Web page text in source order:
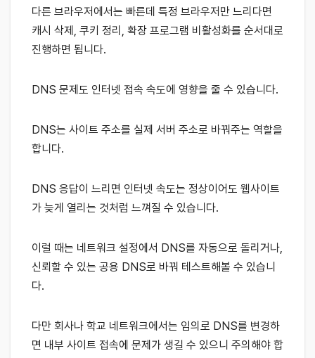
다른 브라우저에서는 빠른데 특정 브라우저만 느리다면
캐시 삭제, 쿠키 정리, 확장 프로그램 비활성화를 순서대로
진행하면 됩니다.
DNS 문제도 인터넷 접속 속도에 영향을 줄 수 있습니다.
DNS는 사이트 주소를 실제 서버 주소로 바꿔주는 역할을
합니다.
DNS 응답이 느리면 인터넷 속도는 정상이어도 웹사이트
가 늦게 열리는 것처럼 느껴질 수 있습니다.
이럴 때는 네트워크 설정에서 DNS를 자동으로 돌리거나,
신뢰할 수 있는 공용 DNS로 바꿔 테스트해볼 수 있습니
다.
다만 회사나 학교 네트워크에서는 임의로 DNS를 변경하
면 내부 사이트 접속에 문제가 생길 수 있으니 주의해야 합